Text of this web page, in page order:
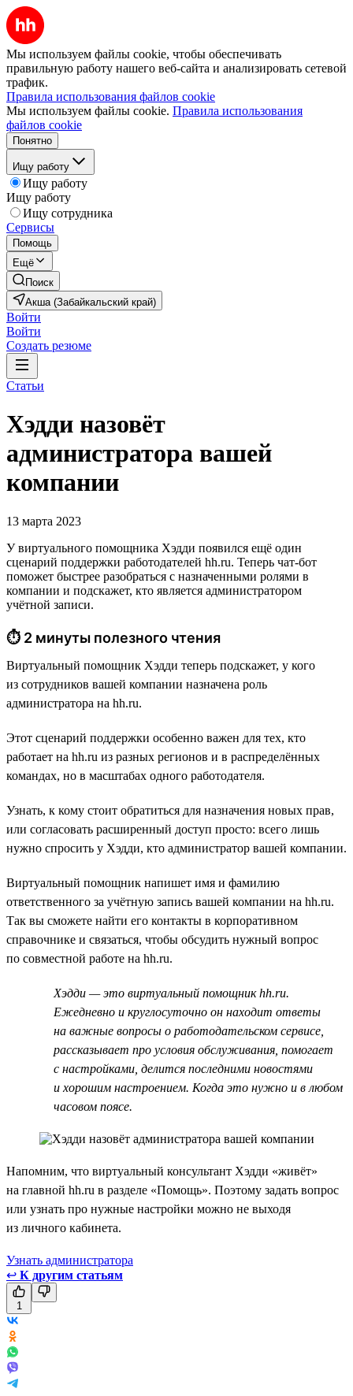
Мы используем файлы cookie, чтобы обеспечивать
правильную работу нашего веб-сайта и анализировать сетевой
трафик.
Правила использования файлов cookie
Мы используем файлы cookie. Правила использования
файлов cookie
Понятно
Ищу работу
Ищу работу
Ищу работу
Ищу сотрудника
Сервисы
Помощь
Ещё
Поиск
Акша (Забайкальский край)
Войти
Войти
Создать резюме
Статьи
Хэдди назовёт
администратора вашей
компании
13 марта 2023
У виртуального помощника Хэдди появился ещё один
сценарий поддержки работодателей hh.ru. Теперь чат-бот
поможет быстрее разобраться с назначенными ролями в
компании и подскажет, кто является администратором
учётной записи.
⏱ 2 минуты полезного чтения
Виртуальный помощник Хэдди теперь подскажет, у кого
из сотрудников вашей компании назначена роль
администратора на hh.ru.
Этот сценарий поддержки особенно важен для тех, кто
работает на hh.ru из разных регионов и в распределённых
командах, но в масштабах одного работодателя.
Узнать, к кому стоит обратиться для назначения новых прав,
или согласовать расширенный доступ просто: всего лишь
нужно спросить у Хэдди, кто администратор вашей компании.
Виртуальный помощник напишет имя и фамилию
ответственного за учётную запись вашей компании на hh.ru.
Так вы сможете найти его контакты в корпоративном
справочнике и связаться, чтобы обсудить нужный вопрос
по совместной работе на hh.ru.
Хэдди — это виртуальный помощник hh.ru.
Ежедневно и круглосуточно он находит ответы
на важные вопросы о работодательском сервисе,
рассказывает про условия обслуживания, помогает
с настройками, делится последними новостями
и хорошим настроением. Когда это нужно и в любом
часовом поясе.
Напомним, что виртуальный консультант Хэдди «живёт»
на главной hh.ru в разделе «Помощь». Поэтому задать вопрос
или узнать про нужные настройки можно не выходя
из личного кабинета.
Узнать администратора
↩ К другим статьям
1